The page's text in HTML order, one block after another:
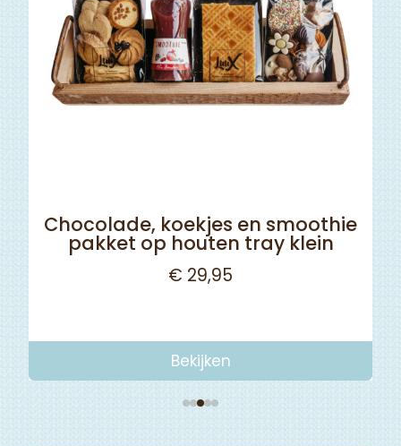
Chocolade, koekjes en smoothie
pakket op houten tray klein
€ 29,95
Bekijken